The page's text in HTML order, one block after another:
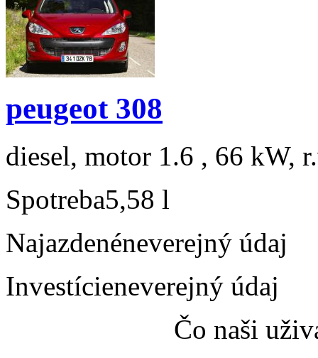
peugeot 308
diesel, motor 1.6 , 66 kW,
Spotreba5,58 l
Najazdenéneverejný údaj
Investícieneverejný údaj
Čo naši